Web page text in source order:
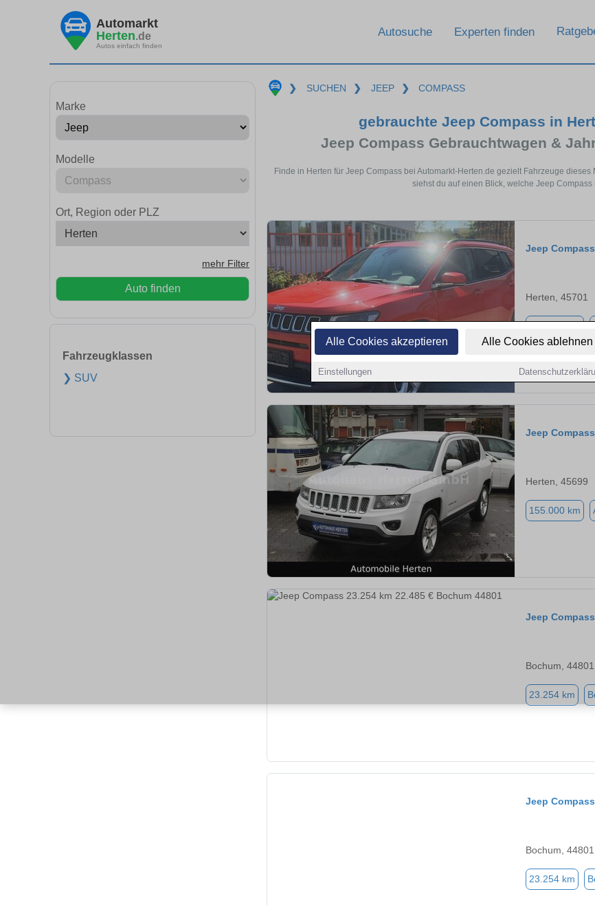
Alle Cookies akzeptieren Alle Cookies ablehnen
Einstellungen
Automarkt
Herten.de
Autos einfach finden
Autosuche Experten finden
Marke
Modelle
Ort, Region oder PLZ
mehr Filter
Auto finden
Fahrzeugklassen
❯ SUV
❯ SUCHEN ❯ JEEP ❯ COMPASS
gebrauchte Jeep Compass in
Jeep Compass Gebrauchtwagen &
Finde in Herten für Jeep Compass bei Automarkt-Herten.de gezielt Fahrzeuge
siehst du auf einen Blick, welche Jeep
Jeep Compass
Herten, 45701
Jeep Compass
Herten, 45699
155.000 km
Jeep Compass
Bochum, 44801
23.254 km
Jeep Compass
Bochum, 44801
23.254 km